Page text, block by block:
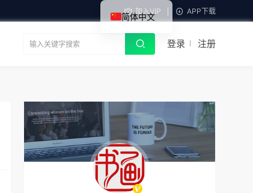
加入VIP APP下载
登录 注册
简体中文